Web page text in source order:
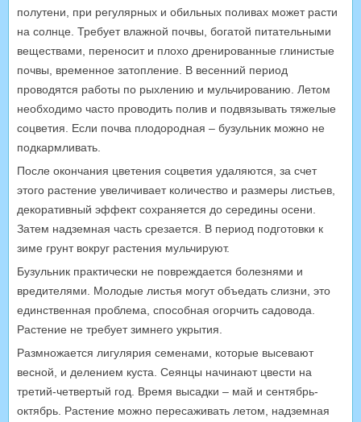
полутени, при регулярных и обильных поливах может расти
на солнце. Требует влажной почвы, богатой питательными
веществами, переносит и плохо дренированные глинистые
почвы, временное затопление. В весенний период
проводятся работы по рыхлению и мульчированию. Летом
необходимо часто проводить полив и подвязывать тяжелые
соцветия. Если почва плодородная – бузульник можно не
подкармливать.
После окончания цветения соцветия удаляются, за счет
этого растение увеличивает количество и размеры листьев,
декоративный эффект сохраняется до середины осени.
Затем надземная часть срезается. В период подготовки к
зиме грунт вокруг растения мульчируют.
Бузульник практически не повреждается болезнями и
вредителями. Молодые листья могут объедать слизни, это
единственная проблема, способная огорчить садовода.
Растение не требует зимнего укрытия.
Размножается лигулярия семенами, которые высевают
весной, и делением куста. Сеянцы начинают цвести на
третий-четвертый год. Время высадки – май и сентябрь-
октябрь. Растение можно пересаживать летом, надземная